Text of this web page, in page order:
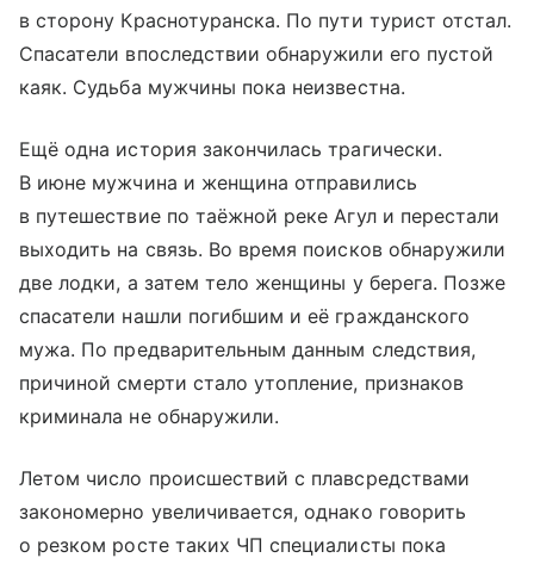
в сторону Краснотуранска. По пути турист отстал.
Спасатели впоследствии обнаружили его пустой
каяк. Судьба мужчины пока неизвестна.
Ещё одна история закончилась трагически.
В июне мужчина и женщина отправились
в путешествие по таёжной реке Агул и перестали
выходить на связь. Во время поисков обнаружили
две лодки, а затем тело женщины у берега. Позже
спасатели нашли погибшим и её гражданского
мужа. По предварительным данным следствия,
причиной смерти стало утопление, признаков
криминала не обнаружили.
Летом число происшествий с плавсредствами
закономерно увеличивается, однако говорить
о резком росте таких ЧП специалисты пока